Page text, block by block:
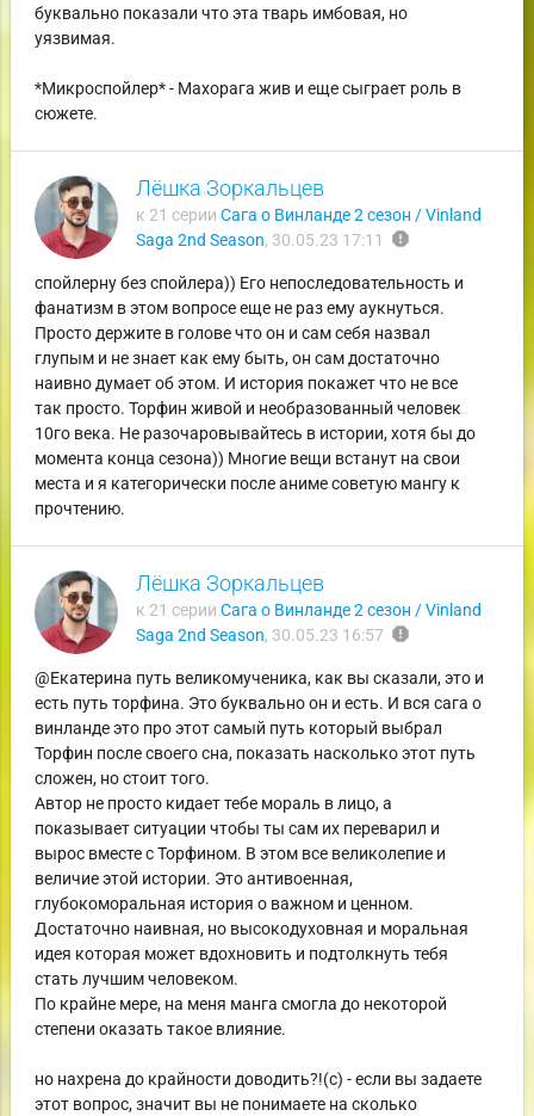
буквально показали что эта тварь имбовая, но
уязвимая.
*Микроспойлер* - Махорага жив и еще сыграет роль в
сюжете.
Лёшка Зоркальцев
к 21 серии Сага о Винланде 2 сезон / Vinland
Saga 2nd Season, 30.05.23 17:11 report
спойлерну без спойлера)) Его непоследовательность и
фанатизм в этом вопросе еще не раз ему аукнуться.
Просто держите в голове что он и сам себя назвал
глупым и не знает как ему быть, он сам достаточно
наивно думает об этом. И история покажет что не все
так просто. Торфин живой и необразованный человек
10го века. Не разочаровывайтесь в истории, хотя бы до
момента конца сезона)) Многие вещи встанут на свои
места и я категорически после аниме советую мангу к
прочтению.
Лёшка Зоркальцев
к 21 серии Сага о Винланде 2 сезон / Vinland
Saga 2nd Season, 30.05.23 16:57 report
@Екатерина путь великомученика, как вы сказали, это и
есть путь торфина. Это буквально он и есть. И вся сага о
винланде это про этот самый путь который выбрал
Торфин после своего сна, показать насколько этот путь
сложен, но стоит того.
Автор не просто кидает тебе мораль в лицо, а
показывает ситуации чтобы ты сам их переварил и
вырос вместе с Торфином. В этом все великолепие и
величие этой истории. Это антивоенная,
глубокоморальная история о важном и ценном.
Достаточно наивная, но высокодуховная и моральная
идея которая может вдохновить и подтолкнуть тебя
стать лучшим человеком.
По крайне мере, на меня манга смогла до некоторой
степени оказать такое влияние.
но нахрена до крайности доводить?!(с) - если вы задаете
этот вопрос, значит вы не понимаете на сколько